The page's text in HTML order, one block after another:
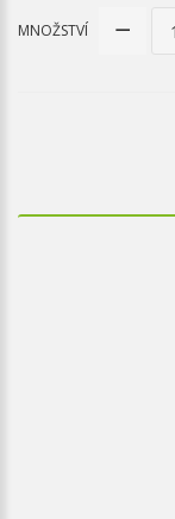
MNOŽSTVÍ